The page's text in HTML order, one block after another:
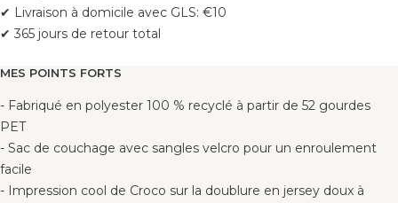
✔ Livraison à domicile avec GLS: €10
✔ 365 jours de retour total
MES POINTS FORTS
- Fabriqué en polyester 100 % recyclé à partir de 52 gourdes
PET
- Sac de couchage avec sangles velcro pour un enroulement
facile
- Impression cool de Croco sur la doublure en jersey doux à